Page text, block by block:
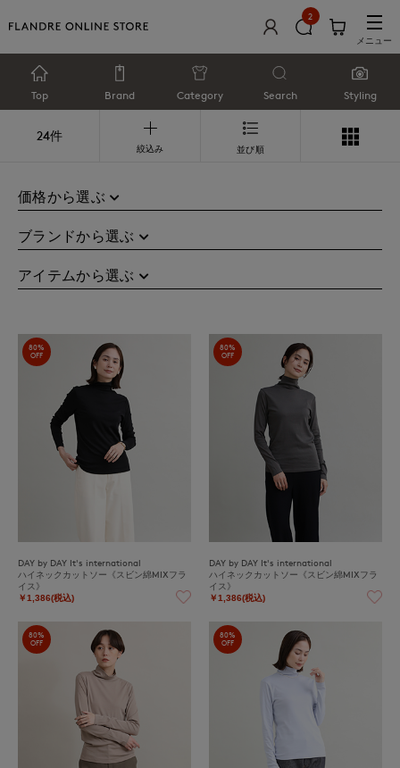
2
メニュー
Top Brand Category Search Styling
24件
絞込み 並び順
価格から選ぶ
ブランドから選ぶ
アイテムから選ぶ
80%
OFF
DAY by DAY It's international
ハイネックカットソー《スビン綿MIXフラ
イス》
￥1,386(税込)
80%
OFF
DAY by DAY It's international
ハイネックカットソー《スビン綿MIXフラ
イス》
￥1,386(税込)
80%
OFF
80%
OFF